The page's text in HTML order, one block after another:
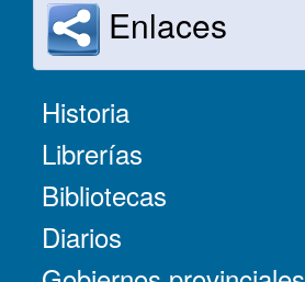
Enlaces
Historia
Librerías
Bibliotecas
Diarios